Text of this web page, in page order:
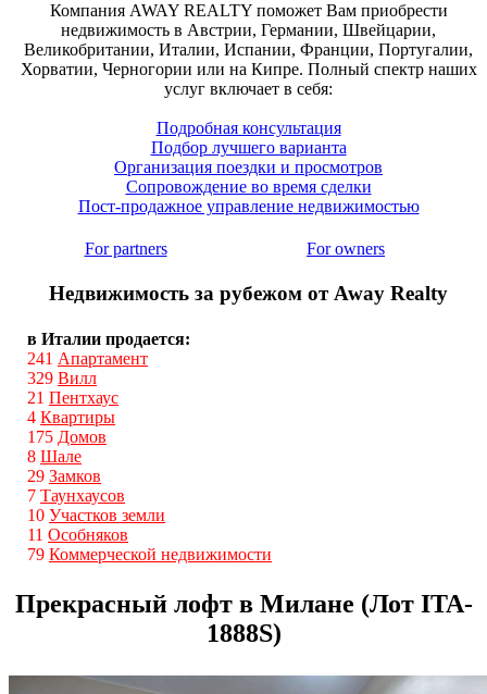
Компания AWAY REALTY поможет Вам приобрести
недвижимость в Австрии, Германии, Швейцарии,
Великобритании, Италии, Испании, Франции, Португалии,
Хорватии, Черногории или на Кипре. Полный спектр наших
услуг включает в себя:
Подробная консультация
Подбор лучшего варианта
Организация поездки и просмотров
Сопровождение во время сделки
Пост-продажное управление недвижимостью
For partners For owners
Недвижимость за рубежом от Away Realty
в Италии продается:
241 Апартамент
329 Вилл
21 Пентхаус
4 Квартиры
175 Домов
8 Шале
29 Замков
7 Таунхаусов
10 Участков земли
11 Особняков
79 Коммерческой недвижимости
Прекрасный лофт в Милане (Лот ITA-
1888S)